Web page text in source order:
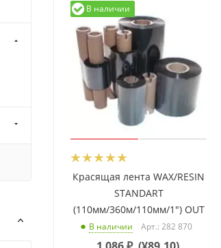
В наличии
Красящая лента WAX/RESIN
STANDART
(110мм/360м/110мм/1") OUT
В наличии Арт.: 282 870